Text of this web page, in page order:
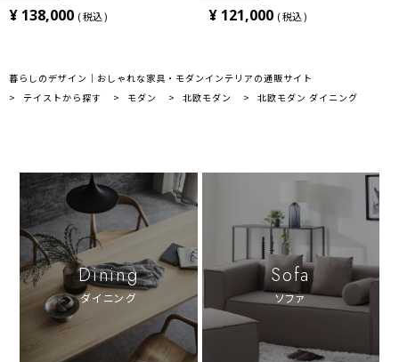
¥ 138,000 税込 ¥ 121,000 税込
暮らしのデザイン｜おしゃれな家具・モダンインテリアの通販サイト
テイストから探す
モダン 北欧モダン 北欧モダン ダイニング
Dining
ダイニング
Sofa
ソファ